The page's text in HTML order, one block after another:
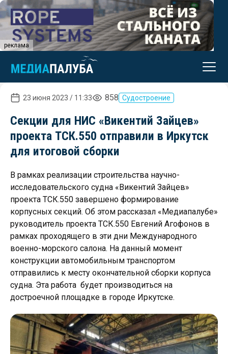
реклама
23 июня 2023 / 11:33 858 Судостроение
Секции для НИС «Викентий Зайцев»
проекта ТСК.550 отправили в Иркутск
для итоговой сборки
В рамках реализации строительства научно-
исследовательского судна «Викентий Зайцев»
проекта ТСК.550 завершено формирование
корпусных секций. Об этом рассказал «Медиапалубе»
руководитель проекта ТСК.550 Евгений Агофонов в
рамках проходящего в эти дни Международного
военно-морского салона. На данный момент
конструкции автомобильным транспортом
отправились к месту окончательной сборки корпуса
судна. Эта работа будет производиться на
достроечной площадке в городе Иркутске.